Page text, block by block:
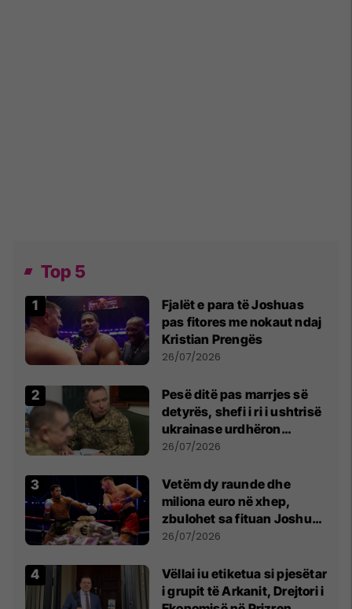
Top 5
Fjalët e para të Joshuas
pas fitores me nokaut ndaj
Kristian Prengës
26/07/2026
Pesë ditë pas marrjes së
detyrës, shefi i ri i ushtrisë
ukrainase urdhëron
kontroll të madh
26/07/2026
Vetëm dy raunde dhe
miliona euro në xhep,
zbulohet sa fituan Joshua
e Prenga
26/07/2026
Vëllai iu etiketua si pjesëtar
i grupit të Arkanit, Drejtori i